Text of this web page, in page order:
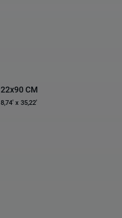
22x90 CM
8,74' x 35,22'